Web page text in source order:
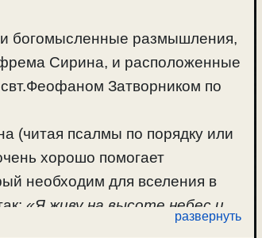
состояний).
богомысленные размышления,
Сирина, и расположенные
Затворником по
псалмы по порядку или
хорошо помогает
необходим для вселения в
«Я живу на высоте небес и
духом» (Ис.57:15).
развернуть